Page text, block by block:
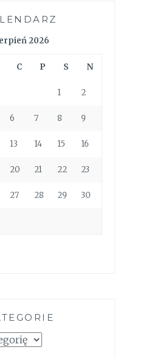
2026
C P S N
1 2
6 7 8 9
13 14 15 16
20 21 22 23
27 28 29 30